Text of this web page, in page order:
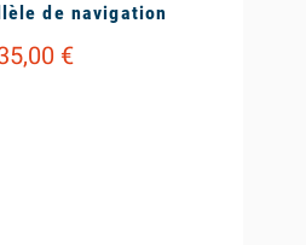
de navigation
€